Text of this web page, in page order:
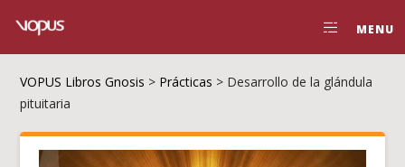
MENU
VOPUS Libros Gnosis > Prácticas > Desarrollo de la glándula
pituitaria